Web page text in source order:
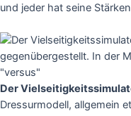
und jeder hat seine
Der
Dressurmodell, allgemein